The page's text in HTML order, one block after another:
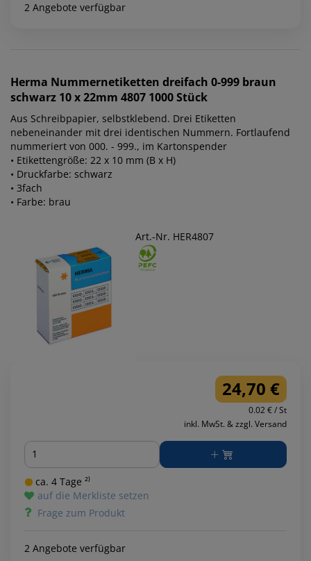
2 Angebote verfügbar
Herma Nummernetiketten dreifach 0-999 braun
schwarz 10 x 22mm 4807 1000 Stück
Aus Schreibpapier, selbstklebend. Drei Etiketten
nebeneinander mit drei identischen Nummern. Fortlaufend
nummeriert von 000. - 999., im Kartonspender
• Etikettengröße: 22 x 10 mm (B x H)
• Druckfarbe: schwarz
• 3fach
• Farbe: brau
Art.-Nr. HER4807
24,70 €
0.02 € / St
inkl. MwSt. & zzgl. Versand
Menge
ca. 4 Tage ²⁾
auf die Merkliste setzen
Frage zum Produkt
2 Angebote verfügbar